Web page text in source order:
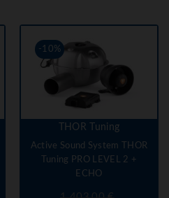
-10%
THOR Tuning
Active Sound System THOR
Tuning PRO LEVEL 2 +
ECHO
Prix